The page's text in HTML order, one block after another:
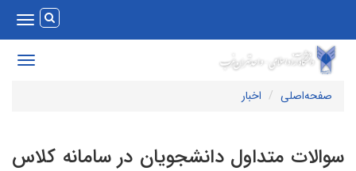
Toggle
Toggle
صفحه‌اصلی
اخبار
متداول دانشجویان در سامانه کلاس